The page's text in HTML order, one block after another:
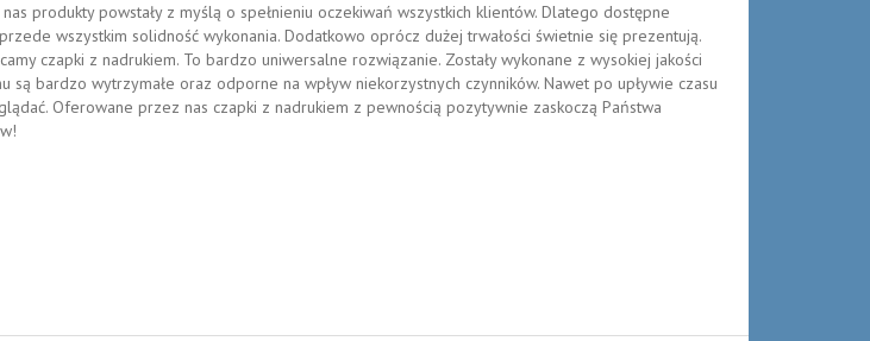
produkty powstały z myślą o spełnieniu oczekiwań wszystkich klientów. Dlatego dostępne
wszystkim solidność wykonania. Dodatkowo oprócz dużej trwałości świetnie się prezentują.
czapki z nadrukiem. To bardzo uniwersalne rozwiązanie. Zostały wykonane z wysokiej jakości
są bardzo wytrzymałe oraz odporne na wpływ niekorzystnych czynników. Nawet po upływie czasu
Oferowane przez nas czapki z nadrukiem z pewnością pozytywnie zaskoczą Państwa